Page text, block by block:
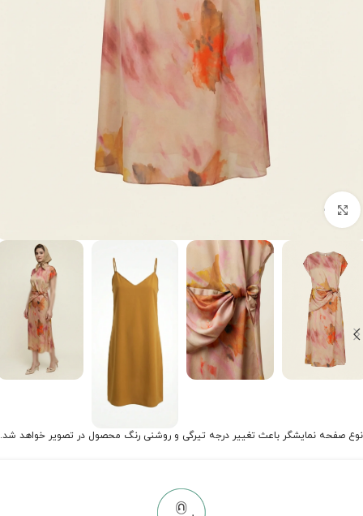
برای بزرگنمایی کلیک کنید
نوع صفحه نمایشگر باعث تغییر درجه تیرگی و روشنی رنگ محصول در تصویر خواهد شد.